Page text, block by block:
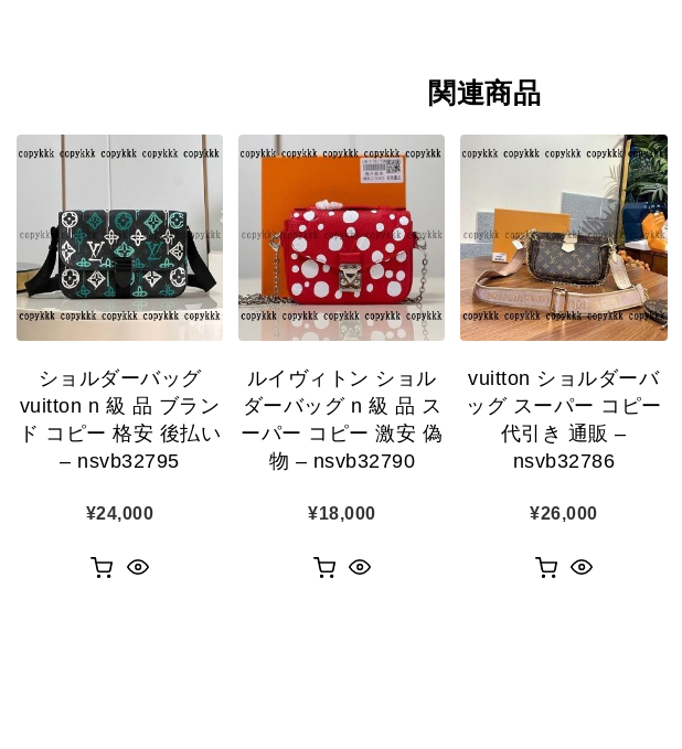
関連商品
ショルダーバッグ
vuitton n 級 品 ブラン
ド コピー 格安 後払い
– nsvb32795
¥24,000
ルイヴィトン ショル
ダーバッグ n 級 品 ス
ーパー コピー 激安 偽
物 – nsvb32790
¥18,000
vuitton ショルダーバ
ッグ スーパー コピー
代引き 通販 –
nsvb32786
¥26,000